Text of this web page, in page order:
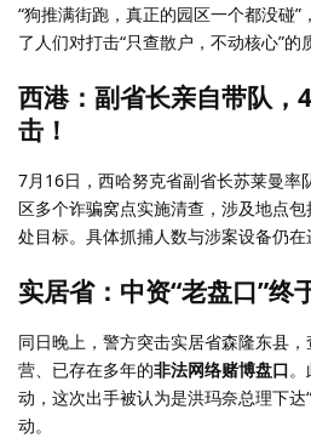
“狗推满街跑，真正的园区一个都没碰
了人们对打击“只查散户，不动核心”的
西港：副省长亲自带队，
击！
7月16日，西哈努克省副省长苏莱曼率
区多个诈骗窝点实施清查，涉及地点包
处目标。具体抓捕人数与涉案设备仍在
实居省：中资“老盘口”终
同日晚上，警方突击实居省森隆东县
营、已存在多年的非法网络赌博盘口
动，这次出手被认为是洪玛奈总理下达
动。